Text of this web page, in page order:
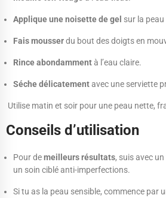
Applique une noisette de gel sur la peau
Fais mousserdu bout des doigts en
Rince abondammentà l’eau claire.
Séche délicatementavec une serviette
Utilise matin et soir pour une peau nette,
Conseils d’utilisation
Pour demeilleurs résultats, suis avec un
un soin ciblé anti-imperfections.
Si tu as la peau sensible, commence par